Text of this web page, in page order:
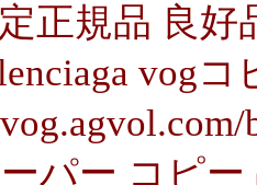
正規品 良好
vog
パー コピー